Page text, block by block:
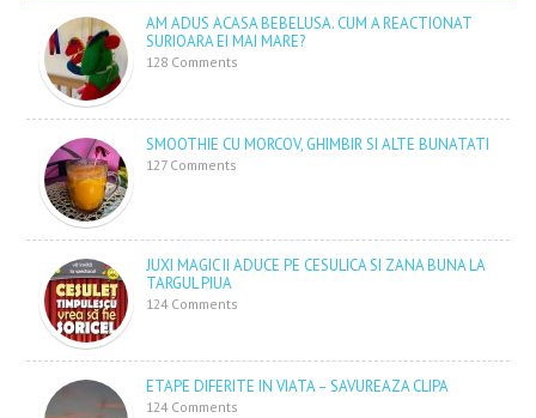
AM ADUS ACASA BEBELUSA. CUM A REACTIONAT
SURIOARA EI MAI MARE?
128 Comments
SMOOTHIE CU MORCOV, GHIMBIR SI ALTE BUNATATI
127 Comments
JUXI MAGIC II ADUCE PE CESULICA SI ZANA BUNA LA
TARGUL PIUA
124 Comments
ETAPE DIFERITE IN VIATA – SAVUREAZA CLIPA
124 Comments